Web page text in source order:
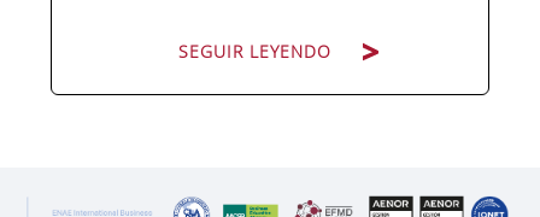
SEGUIR LEYENDO
cambia de dirección estratégica, una